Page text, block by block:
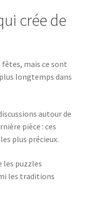
crée de
fêtes, mais ce sont
longtemps dans
autour de
pièce : ces
plus précieux.
les puzzles
les traditions